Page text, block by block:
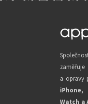
a opravy
iPhone,
Watch a